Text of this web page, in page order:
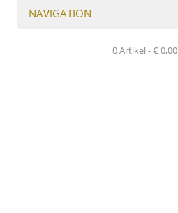
NAVIGATION
0 Artikel -€ 0,00